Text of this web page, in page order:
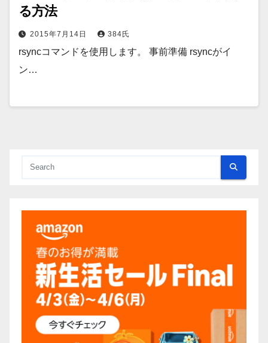
る方法
2015年7月14日 384氏
rsyncコマンドを使用します。 事前準備 rsyncがイ
ン…